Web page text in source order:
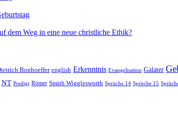
dem Weg in eine neue christliche Ethik?
Bonhoeffer english Erkenntnis Evangelisation Galater
NT Predigt Römer Smith Wigglesworth Sprüche 14 Sprüche 15